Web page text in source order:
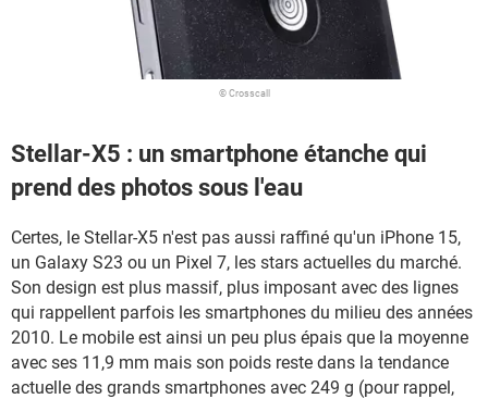
© Crosscall
Stellar-X5 : un smartphone étanche qui
prend des photos sous l'eau
Certes, le Stellar-X5 n'est pas aussi raffiné qu'un iPhone 15,
un Galaxy S23 ou un Pixel 7, les stars actuelles du marché.
Son design est plus massif, plus imposant avec des lignes
qui rappellent parfois les smartphones du milieu des années
2010. Le mobile est ainsi un peu plus épais que la moyenne
avec ses 11,9 mm mais son poids reste dans la tendance
actuelle des grands smartphones avec 249 g (pour rappel,